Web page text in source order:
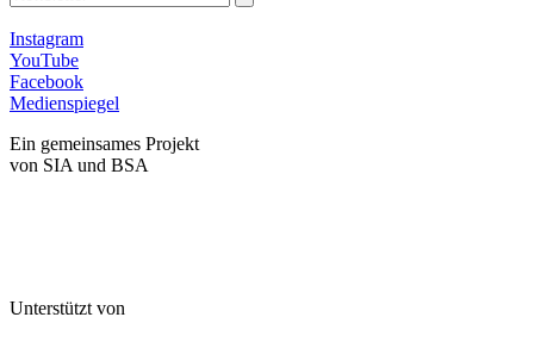
Instagram
YouTube
Facebook
Medienspiegel
Ein gemeinsames Projekt
von SIA und BSA
Unterstützt von